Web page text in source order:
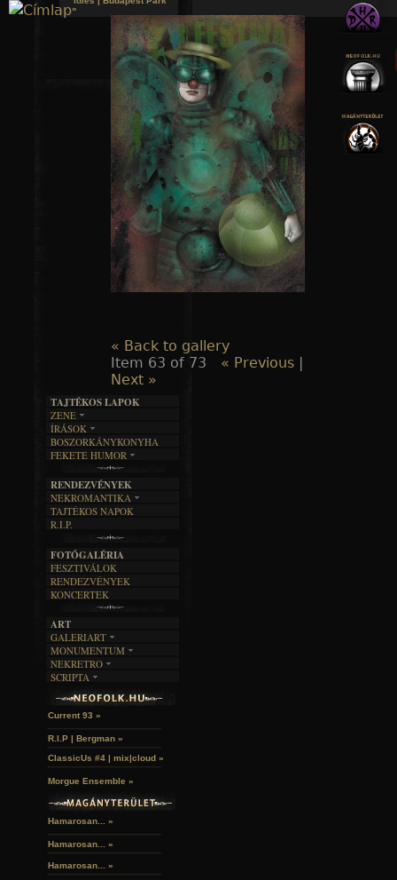
Jump to navigation
« Back to gallery
Item 63 of 73
« Previous
Next »
TAJTÉKOS LAPOK
ZENE
EGYÜTTESEK
INTERJÚK
FORDÍTÁSOK
DALSZÖVEGEK
ÍRÁSOK
IRODALOM
FILM
MŰVÉSZET
ÍRÁSTÖRTÉNET
BOSZORKÁNYKONYHA
FEKETE HUMOR
SZÖVEGES
RENDEZVÉNYEK
NEKROMANTIKA
AKTUÁLIS
A MÚLT
TAJTÉKOS NAPOK
R.I.P.
FOTÓGALÉRIA
FESZTIVÁLOK
RENDEZVÉNYEK
KONCERTEK
ART
GALERIART
ARTGALERI
KÉPREGÉNYEK
LAKÁSKULTS
MONUMENTUM
TEMETŐK
TEMPLOMOK
VÁRAK
HELYEK
NEKRETRO
SZUBKULT
FEKETE LYUK
RELIKVIÁK
SCRIPTA
NOVELLÁK
»
Current 93 »
R.I.P | Bergman »
ClassicUs #4 | mix|cloud »
Morgue Ensemble »
Hamarosan... »
Hamarosan... »
Hamarosan... »